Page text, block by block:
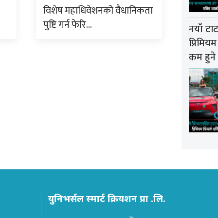
विशेष महाधिवेशनको वैधानिकता
पुष्टि गर्न फेरि…
नयाँ
कम हुने
युनिभर्सल स्मार्ट क्रियशन प्रा .लि.